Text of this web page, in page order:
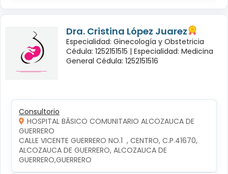
Dra. Cristina López Juarez
Especialidad: Ginecología y Obstetricia
Cédula: 1252151515 | Especialidad: Medicina
General Cédula: 1252151516
Consultorio
HOSPITAL BÁSICO COMUNITARIO ALCOZAUCA DE
GUERRERO
CALLE VICENTE GUERRERO NO.1  , CENTRO, C.P.41670,
ALCOZAUCA DE GUERRERO, ALCOZAUCA DE
GUERRERO,GUERRERO